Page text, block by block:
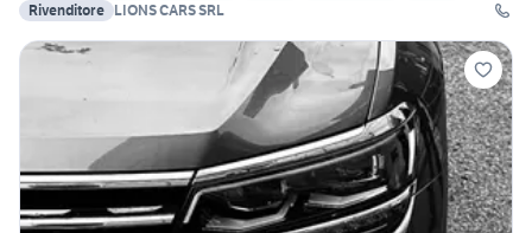
Rivenditore LIONS CARS SRL